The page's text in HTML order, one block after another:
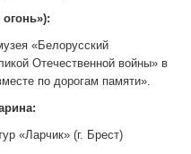
«Белорусский
Отечественной войны» в
по дорогам памяти».
«Ларчик» (г. Брест)